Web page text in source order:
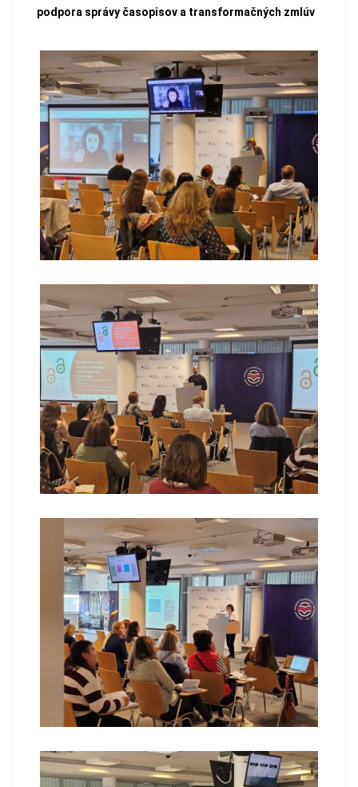
podpora správy časopisov a transformačných zmlúv